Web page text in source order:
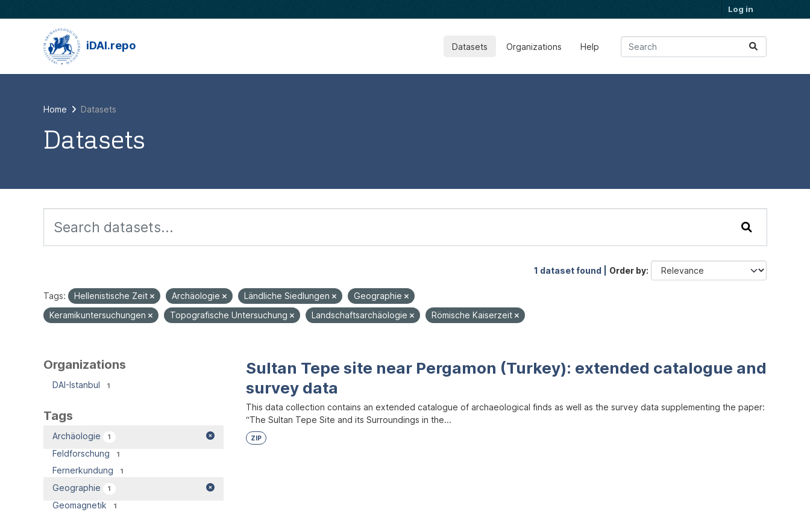
Log in
iDAI.repo Datasets Organizations Help
Home Datasets
Datasets
1 dataset found | Order by
Tags: Hellenistische Zeit Archäologie Ländliche Siedlungen
Geographie
Keramikuntersuchungen
Topografische Untersuchung Landschaftsarchäologie Römische Kaiserzeit
Organizations
DAI-Istanbul 1
Tags
Archäologie 1
Feldforschung 1
Fernerkundung 1
Geographie 1
Geomagnetik 1
Sultan Tepe site near Pergamon (Turkey): extended catalogue and
survey data
This data collection contains an extended catalogue of archaeological finds as well as the survey data supplementing the paper:
“The Sultan Tepe Site and its Surroundings in the...
ZIP